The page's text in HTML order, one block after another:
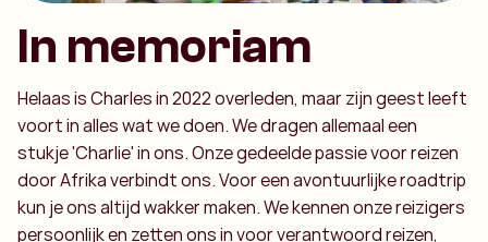
In memoriam
Helaas is Charles in 2022 overleden, maar zijn geest leeft
voort in alles wat we doen. We dragen allemaal een
stukje 'Charlie' in ons. Onze gedeelde passie voor reizen
door Afrika verbindt ons. Voor een avontuurlijke roadtrip
kun je ons altijd wakker maken. We kennen onze reizigers
persoonlijk en zetten ons in voor verantwoord reizen,